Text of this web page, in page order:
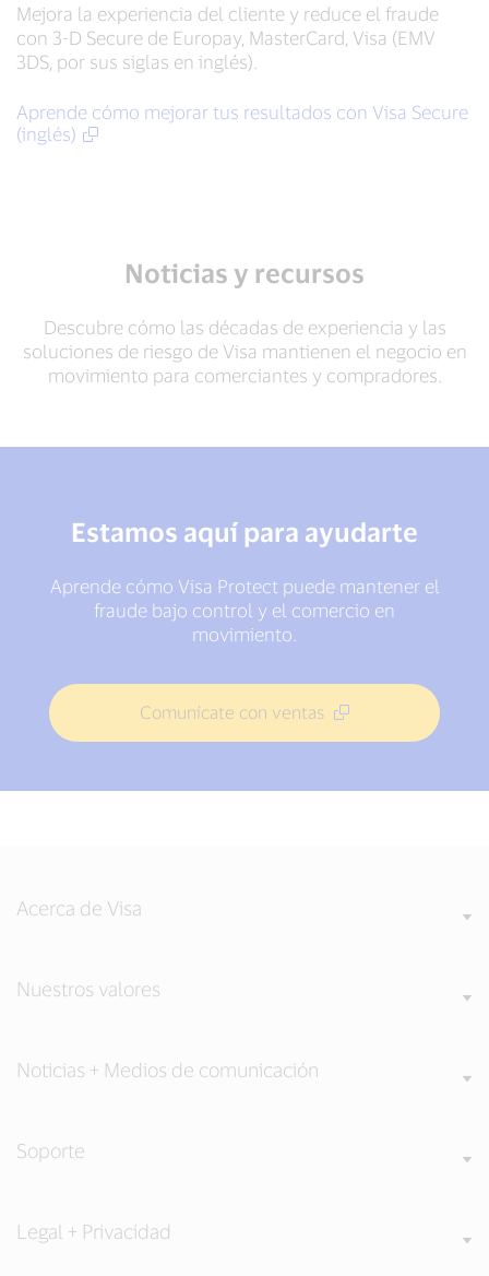
Mejora la experiencia del cliente y reduce el fraude
con 3-D Secure de Europay, MasterCard, Visa (EMV
3DS, por sus siglas en inglés).
Aprende cómo mejorar tus resultados con Visa Secure
(inglés)
Noticias y recursos
Descubre cómo las décadas de experiencia y las
soluciones de riesgo de Visa mantienen el negocio en
movimiento para comerciantes y compradores.
Estamos aquí para ayudarte
Aprende cómo Visa Protect puede mantener el
fraude bajo control y el comercio en
movimiento.
Comunícate con ventas
Acerca de Visa
Nuestros valores
Noticias + Medios de comunicación
Soporte
Legal + Privacidad